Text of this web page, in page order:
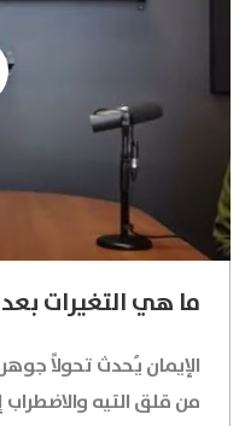
ما هي التغيرات بعد
الإيمان يُحدث تحولاً
من قلق التيه